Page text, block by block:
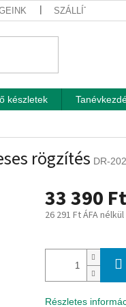
SZÁLLÍTÁSI
készletek
rögzítés DR-202
33 390 Ft
26 291 Ft ÁFA nélkül
Részletes